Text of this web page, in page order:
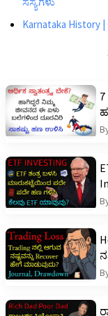
Karnataka